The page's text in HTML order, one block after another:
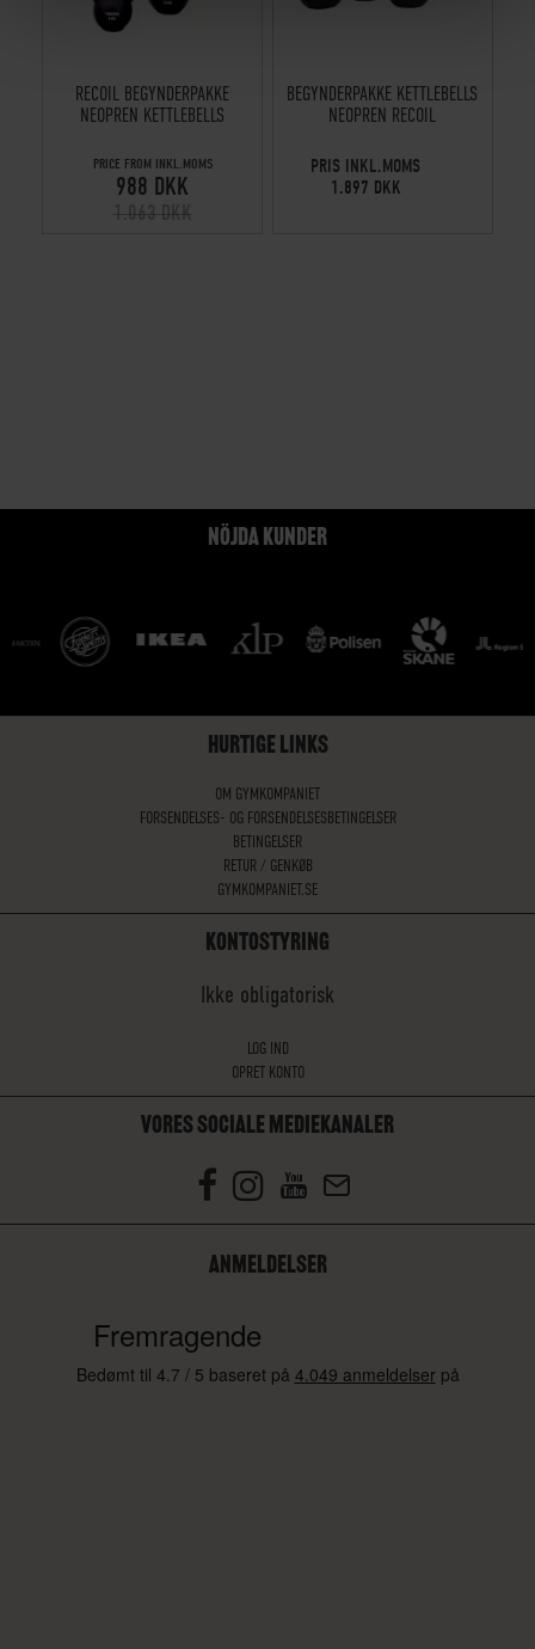
RECOIL BEGYNDERPAKKE
NEOPREN KETTLEBELLS
PRICE FROM INKL.MOMS
988 DKK
1.063 DKK
BEGYNDERPAKKE KETTLEBELLS
NEOPREN RECOIL
PRIS INKL.MOMS
1.897 DKK
NÖJDA KUNDER
HURTIGE LINKS
OM GYMKOMPANIET
FORSENDELSES- OG FORSENDELSESBETINGELSER
BETINGELSER
RETUR / GENKØB
GYMKOMPANIET.SE
KONTOSTYRING
Ikke obligatorisk
LOG IND
OPRET KONTO
VORES SOCIALE MEDIEKANALER
ANMELDELSER